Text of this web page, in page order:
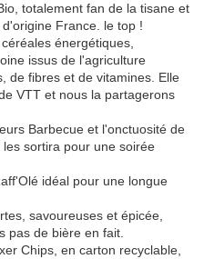
totalement fan de la tisane et
France. le top !
énergétiques,
issus de l'agriculture
de fibres et de vitamines. Elle
VTT et nous la partagerons
Barbecue et l'onctuosité de
sortira pour une soirée
idéal pour une longue
savoureuses et épicée,
pas de bière en fait.
Chips, en carton recyclable,